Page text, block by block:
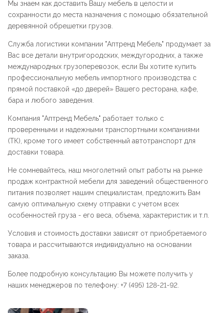
Мы знаем как доставить Вашу мебель в целости и
сохранности до места назначения с помощью обязательной
деревянной обрешетки грузов.
Служба логистики компании "Аптренд Мебель" продумает за
Вас все детали внутригородских, междугородних, а также
международных грузоперевозок, если Вы хотите купить
профессиональную мебель импортного производства с
прямой поставкой «до дверей» Вашего ресторана, кафе,
бара и любого заведения.
Компания "Аптренд Мебель" работает только с
проверенными и надежными транспортными компаниями
(ТК), кроме того имеет собственный автотранспорт для
доставки товара.
Не сомневайтесь, наш многолетний опыт работы на рынке
продаж контрактной мебели для заведений общественного
питания позволяет нашим специалистам, предложить Вам
самую оптимальную схему отправки с учетом всех
особенностей груза - его веса, объема, характеристик и т.п.
Условия и стоимость доставки зависят от приобретаемого
товара и рассчитываются индивидуально на основании
заказа.
Более подробную консультацию Вы можете получить у
наших менеджеров по телефону: +7 (495) 128-21-92.